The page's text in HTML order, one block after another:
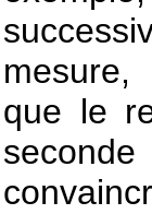
que le